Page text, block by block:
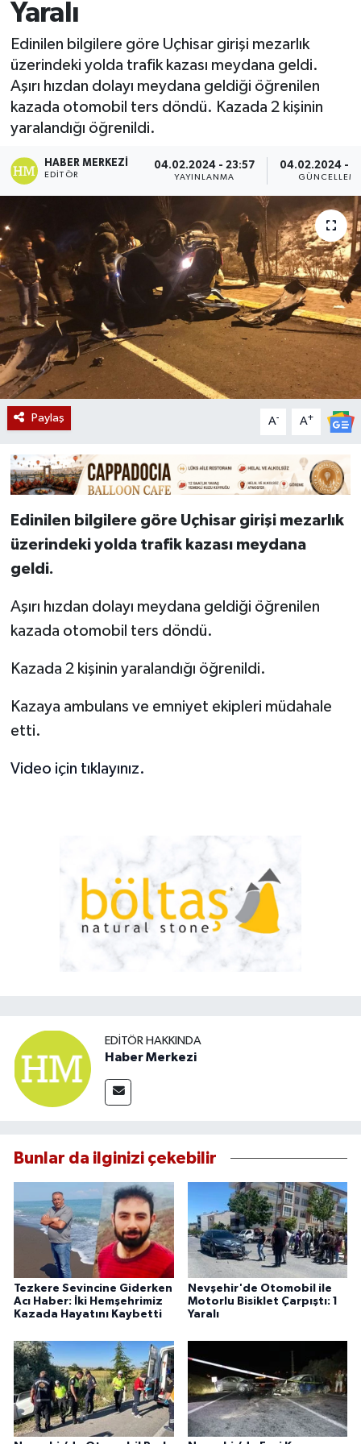
Yaralı
Edinilen bilgilere göre Uçhisar girişi mezarlık
üzerindeki yolda trafik kazası meydana geldi.
Aşırı hızdan dolayı meydana geldiği öğrenilen
kazada otomobil ters döndü. Kazada 2 kişinin
yaralandığı öğrenildi.
HABER MERKEZI
EDITÖR
04.02.2024 - 23:57
YAYINLANMA
04.02.2024 -
Paylaş A- A+
Edinilen bilgilere göre Uçhisar girişi mezarlık
üzerindeki yolda trafik kazası meydana
geldi.
Aşırı hızdan dolayı meydana geldiği öğrenilen
kazada otomobil ters döndü.
Kazada 2 kişinin yaralandığı öğrenildi.
Kazaya ambulans ve emniyet ekipleri müdahale
etti.
Video için tıklayınız.
EDITÖR HAKKINDA
Haber Merkezi
Bunlar da ilginizi çekebilir
Tezkere Sevincine Giderken
Acı Haber: İki Hemşehrimiz
Kazada Hayatını Kaybetti
Nevşehir'de Otomobil ile
Motorlu Bisiklet Çarpıştı: 1
Yaralı